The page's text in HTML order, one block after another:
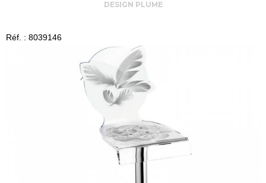
DESIGN PLUME
Réf. : 8039146